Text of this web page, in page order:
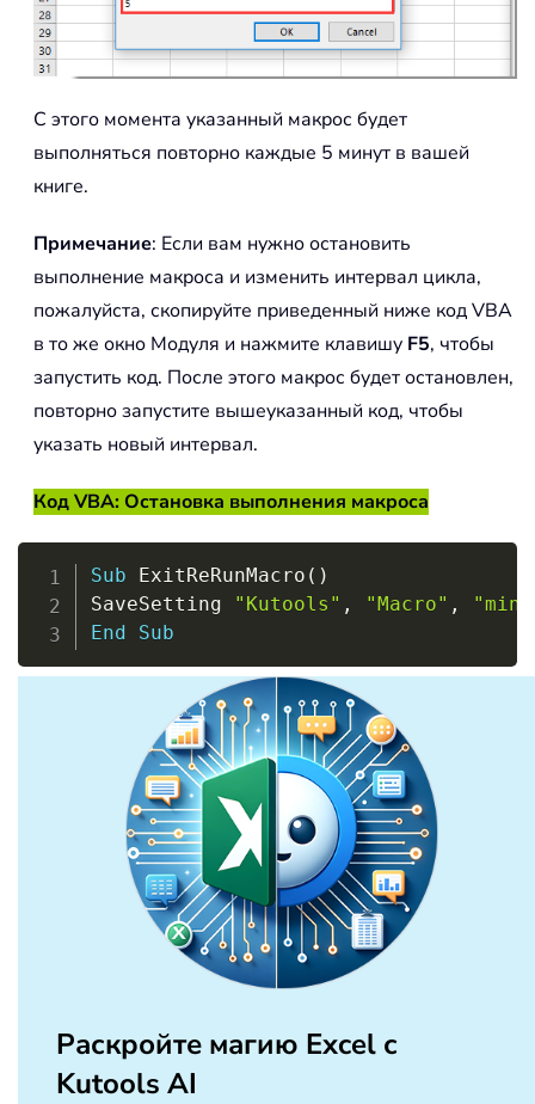
С этого момента указанный макрос будет
выполняться повторно каждые 5 минут в вашей
книге.
Примечание: Если вам нужно остановить
выполнение макроса и изменить интервал цикла,
пожалуйста, скопируйте приведенный ниже код VBA
в то же окно Модуля и нажмите клавишу F5, чтобы
запустить код. После этого макрос будет остановлен,
повторно запустите вышеуказанный код, чтобы
указать новый интервал.
Код VBA: Остановка выполнения макроса
Sub ExitReRunMacro ( )
SaveSetting
"Kutools" , "Macro" , "min"
End
Sub
Раскройте магию Excel с
Kutools AI